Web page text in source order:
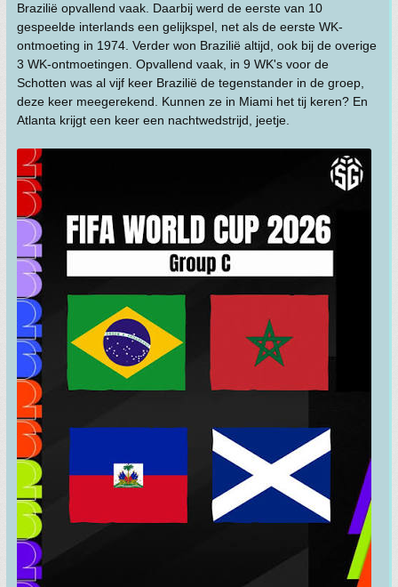
Brazilië opvallend vaak. Daarbij werd de eerste van 10
gespeelde interlands een gelijkspel, net als de eerste WK-
ontmoeting in 1974. Verder won Brazilië altijd, ook bij de overige
3 WK-ontmoetingen. Opvallend vaak, in 9 WK's voor de
Schotten was al vijf keer Brazilië de tegenstander in de groep,
deze keer meegerekend. Kunnen ze in Miami het tij keren? En
Atlanta krijgt een keer een nachtwedstrijd, jeetje.